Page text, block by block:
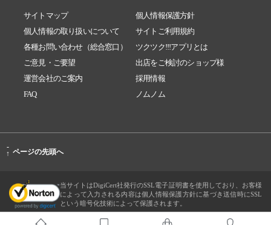
サイトマップ
個人情報保護方針
個人情報の取り扱いについて
サイトご利用規約
各種お問い合わせ（総合窓口）
ツクツク!!!アプリとは
ご意見・ご要望
出店をご検討のショップ様
運営会社のご案内
採用情報
FAQ
ノムノム
-
↑ ページの先頭へ
当サイトはDigiCert社発行のSSL電子証明書を使用しており、お客様
によって入力される内容は個人情報保護方針に基づき送信時にSSL
という暗号化技術によって保護されます。